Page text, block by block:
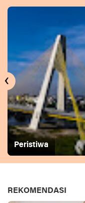
Peristiwa
‹
REKOMENDASI